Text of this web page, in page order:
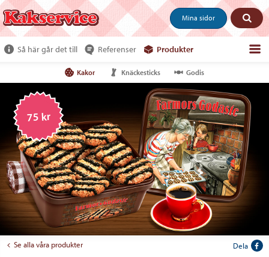
Mina sidor
Så här går det till Referenser Produkter
Om webshoppen
Beställ produkter
Kundservice
Om oss
Tjäna pengar
Kakor Knäckesticks Godis
75 kr
Se alla våra produkter Dela